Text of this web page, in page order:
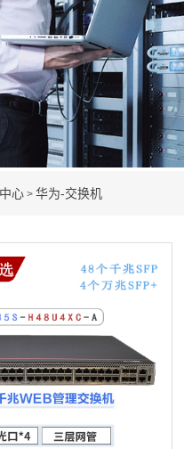
心 > 华为-交换机